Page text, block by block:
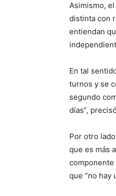
Asimismo,
distinta con
entiendan
En tal
turnos y se
segundo
días”,
Por otro
que es más
componente
que “no hay